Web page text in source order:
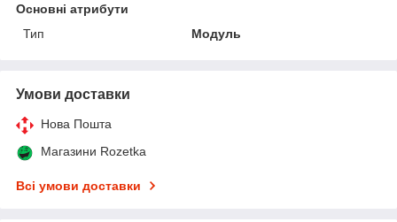
Основні атрибути
Тип
Модуль
Умови доставки
Нова Пошта
Магазини Rozetka
Всі умови доставки